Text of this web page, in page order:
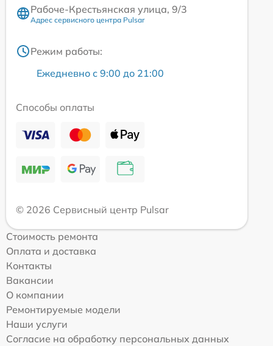
Рабоче-Крестьянская улица, 9/3
Адрес сервисного центра Pulsar
Режим работы:
Ежедневно с 9:00 до 21:00
Способы оплаты
© 2026 Сервисный центр Pulsar
Стоимость ремонта
Оплата и доставка
Контакты
Вакансии
О компании
Ремонтируемые модели
Наши услуги
Согласие на обработку персональных данных